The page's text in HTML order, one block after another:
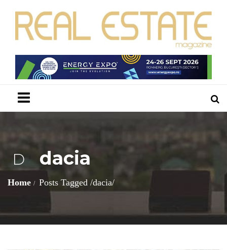
D dacia
Home Posts Tagged /dacia/